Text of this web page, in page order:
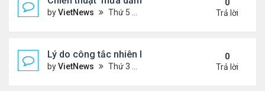
byVietNews Thứ 5 Tháng 7 17, 2025 9:34 am
0
Trả lời
Lý do công tắc nhiên liệu máy bay nằm ở vị trí dễ
byVietNews Thứ 3 Tháng 7 15, 2025 5:56 pm
0
Trả lời